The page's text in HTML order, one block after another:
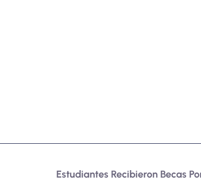
Estudiantes Recibieron Becas